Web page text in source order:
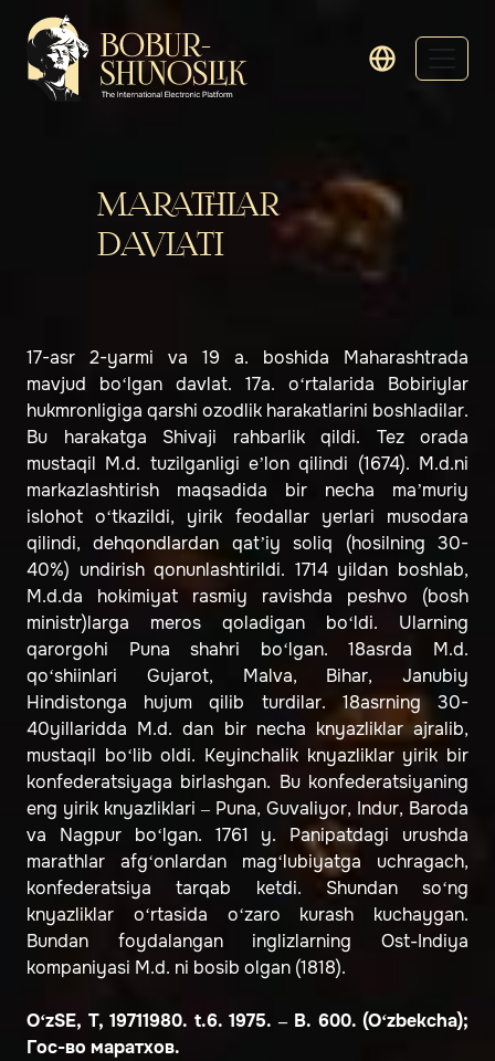
MARATHLAR
DAVLATI
17-asr 2-yarmi va 19 a. boshida Maharashtrada
mavjud bo‘lgan davlat. 17a. o‘rtalarida Bobiriylar
hukmronligiga qarshi ozodlik harakatlarini boshladilar.
Bu harakatga Shivaji rahbarlik qildi. Tez orada
mustaqil M.d. tuzilganligi eʼlon qilindi (1674). M.d.ni
markazlashtirish maqsadida bir necha maʼmuriy
islohot o‘tkazildi, yirik feodallar yerlari musodara
qilindi, dehqondlardan qatʼiy soliq (hosilning 30-
40%) undirish qonunlashtirildi. 1714 yildan boshlab,
M.d.da hokimiyat rasmiy ravishda peshvo (bosh
ministr)larga meros qoladigan bo‘ldi. Ularning
qarorgohi Puna shahri bo‘lgan. 18asrda M.d.
qo‘shiinlari Gujarot, Malva, Bihar, Janubiy
Hindistonga hujum qilib turdilar. 18asrning 30-
40yillaridda M.d. dan bir necha knyazliklar ajralib,
mustaqil bo‘lib oldi. Keyinchalik knyazliklar yirik bir
konfederatsiyaga birlashgan. Bu konfederatsiyaning
eng yirik knyazliklari – Puna, Guvaliyor, Indur, Baroda
va Nagpur bo‘lgan. 1761 y. Panipatdagi urushda
marathlar afg‘onlardan mag‘lubiyatga uchragach,
konfederatsiya tarqab ketdi. Shundan so‘ng
knyazliklar o‘rtasida o‘zaro kurash kuchaygan.
Bundan foydalangan inglizlarning Ost-Indiya
kompaniyasi M.d. ni bosib olgan (1818).
O‘zSE, T, 19711980. t.6. 1975. – B. 600. (O‘zbekcha);
Гос-во маратхов.